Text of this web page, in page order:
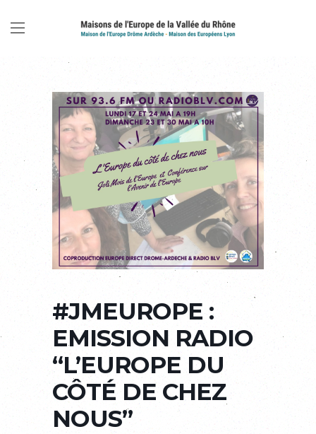
#JMEUROPE :
EMISSION RADIO
“L’EUROPE DU
CÔTÉ DE CHEZ
NOUS”